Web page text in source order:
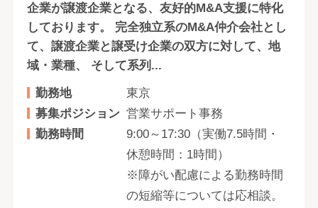
企業が譲渡企業となる、友好的M&A支援に特化
しております。 完全独立系のM&A仲介会社とし
て、譲渡企業と譲受け企業の双方に対して、地
域・業種、 そして系列...
勤務地
東京
募集ポジション 営業サポート事務
勤務時間
9:00～17:30（実働7.5時間・
休憩時間：1時間）
※障がい配慮による勤務時間
の短縮等については応相談。